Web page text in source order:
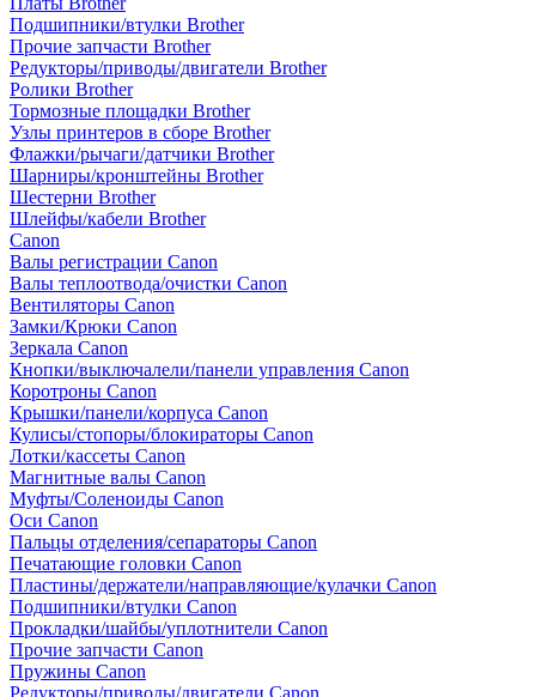
Подшипники/втулки Brother
Прочие запчасти Brother
Редукторы/приводы/двигатели Brother
Ролики Brother
Тормозные площадки Brother
Узлы принтеров в сборе Brother
Флажки/рычаги/датчики Brother
Шарниры/кронштейны Brother
Шестерни Brother
Шлейфы/кабели Brother
Canon
Валы регистрации Canon
Валы теплоотвода/очистки Canon
Вентиляторы Canon
Замки/Крюки Canon
Зеркала Canon
Кнопки/выключалели/панели управления Canon
Коротроны Canon
Крышки/панели/корпуса Canon
Кулисы/стопоры/блокираторы Canon
Лотки/кассеты Canon
Магнитные валы Canon
Муфты/Соленоиды Canon
Оси Canon
Пальцы отделения/сепараторы Canon
Печатающие головки Canon
Пластины/держатели/направляющие/кулачки Canon
Подшипники/втулки Canon
Прокладки/шайбы/уплотнители Canon
Прочие запчасти Canon
Пружины Canon
Редукторы/приводы/двигатели Canon